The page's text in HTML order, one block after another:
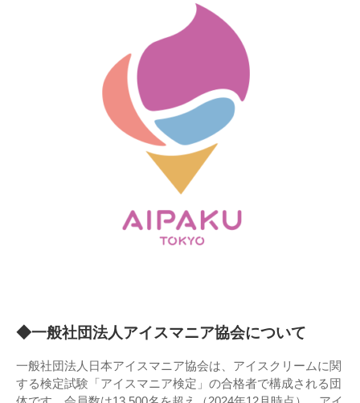
◆一般社団法人アイスマニア協会について
一般社団法人日本アイスマニア協会は、アイスクリームに関
する検定試験「アイスマニア検定」の合格者で構成される団